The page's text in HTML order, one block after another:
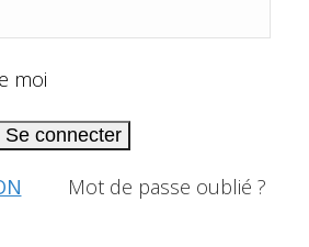
moi
Se connecter
Mot de passe oublié ?